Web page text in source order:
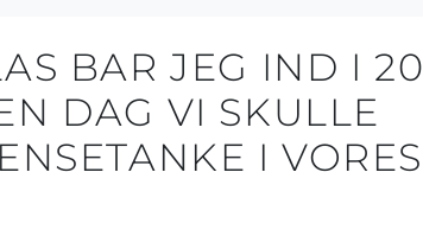
BAR JEG IND I 20
DAG VI SKULLE
I VORES